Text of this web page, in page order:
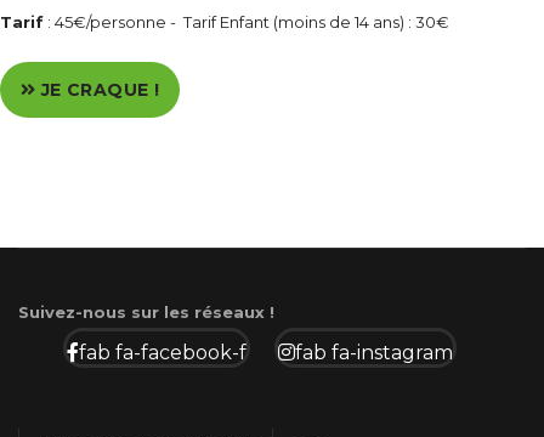
Tarif : 45€/personne - Tarif Enfant (moins de 14 ans) : 30€
JE CRAQUE !
Suivez-nous sur les réseaux !
fab fa-facebook-f fab fa-instagram